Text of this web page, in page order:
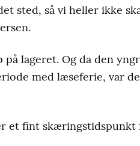
sted, så vi heller ikke
lageret. Og da den
med læseferie, var
et fint skæringstidspunkt